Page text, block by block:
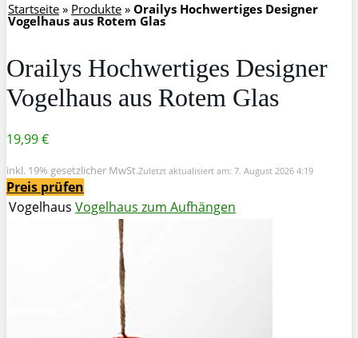
Startseite » Produkte » Orailys Hochwertiges Designer
Vogelhaus aus Rotem Glas
Orailys Hochwertiges Designer
Vogelhaus aus Rotem Glas
19,99 €
inkl. 19% gesetzlicher MwSt.Zuletzt aktualisiert am: 7. August 2026 4:19
Preis prüfen
Vogelhaus Vogelhaus zum Aufhängen